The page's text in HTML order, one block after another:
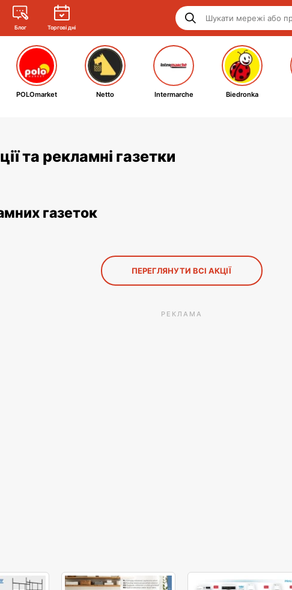
Блог Торгові дні
POLOmarket Netto Intermarche Biedronka
та рекламні газетки
газеток
ПЕРЕГЛЯНУТИ ВСІ АКЦІЇ
РЕКЛАМА